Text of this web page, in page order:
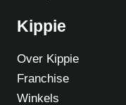
Kippie
Over Kippie
Franchise
Winkels